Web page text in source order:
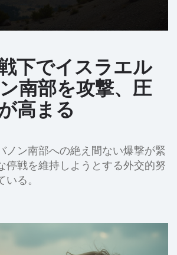
下でイスラエル
南部を攻撃、圧
高まる
ノン南部への絶え間ない爆撃が緊
停戦を維持しようとする外交的努
る。